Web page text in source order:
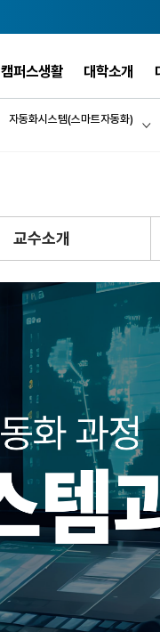
캠퍼스생활 대학소개
자동화시스템(스마트자동화)
교수소개